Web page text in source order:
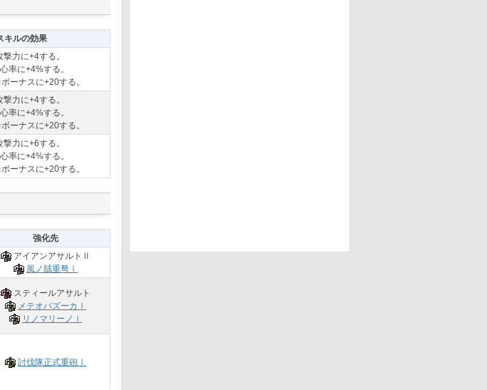
キルの効果
撃力に+4する。
率に+4%する。
ーナスに+20する。
撃力に+4する。
率に+4%する。
ーナスに+20する。
撃力に+6する。
率に+4%する。
ーナスに+20する。
強化先
アイアンアサルトⅡ
風ノ賊重弩Ⅰ
スティールアサルト
メテオバズーカⅠ
リノマリーノⅠ
討伐隊正式重砲Ⅰ